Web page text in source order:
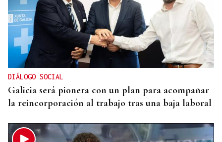
25 DE SEPTIEMBRE
El COB abrirá y cerrará la liga en el Pazo, ante el
Tizona y el Granada
DIÁLOGO SOCIAL
Galicia será pionera con un plan para acompañar
la reincorporación al trabajo tras una baja laboral